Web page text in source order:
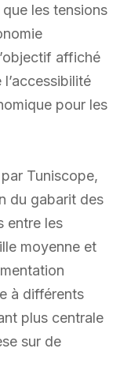
les tensions
affiché
pour les
Tuniscope,
du gabarit des
entre les
moyenne et
à différents
plus centrale
sur de